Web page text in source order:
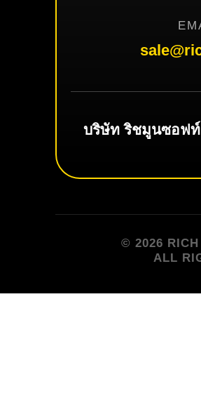
บริษัท ริชมูนซอฟท์
© 2026 RICH
ALL